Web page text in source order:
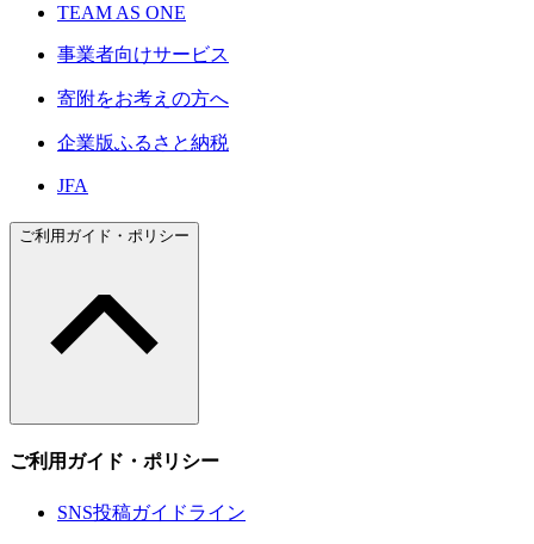
TEAM AS ONE
事業者向けサービス
寄附をお考えの方へ
企業版ふるさと納税
JFA
ご利用ガイド・ポリシー
ご利用ガイド・ポリシー
SNS投稿ガイドライン